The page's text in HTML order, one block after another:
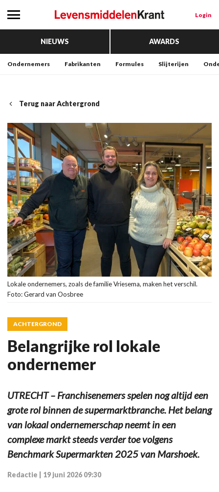
Login
NIEUWS AWARDS
Ondernemers Fabrikanten Formules Slijterijen
Terug naar Achtergrond
Lokale ondernemers, zoals de familie Vriesema, maken het verschil.
Foto: Gerard van Oosbree
ACHTERGROND
Belangrijke rol lokale
ondernemer
UTRECHT – Franchisenemers spelen nog altijd een
grote rol binnen de supermarktbranche. Het belang
van lokaal ondernemerschap neemt in een
complexe markt steeds verder toe volgens
Benchmark Supermarkten 2025 van Marshoek.
Redactie 19 juni 2026 09:30